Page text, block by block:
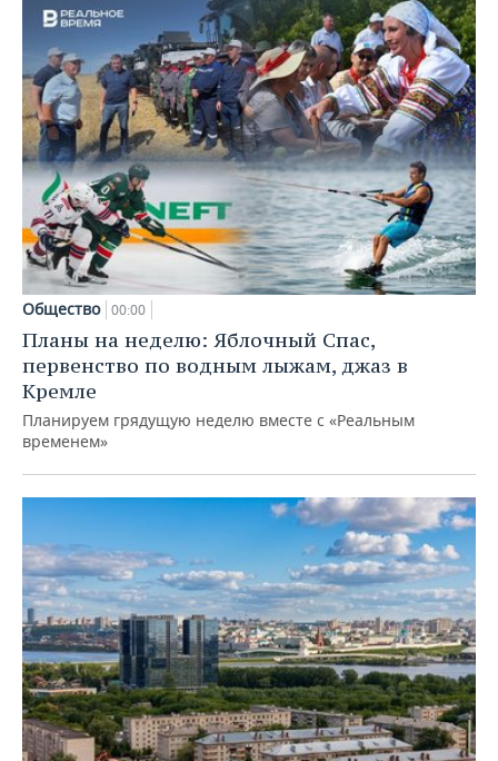
Общество 00:00
Планы на неделю: Яблочный Спас,
первенство по водным лыжам, джаз в
Кремле
Планируем грядущую неделю вместе с «Реальным
временем»